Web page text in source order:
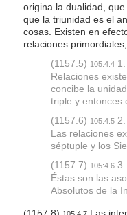
origina la dualidad,
que la triunidad es el
cosas. Existen en
relaciones
(1157.5) 105:4.41.
Relaciones
concibe la
triple y entonces
(1157.6) 105:4.52.
Las relaciones
séptuple y los
(1157.7) 105:4.63.
Éstas son las
Absolutos de la